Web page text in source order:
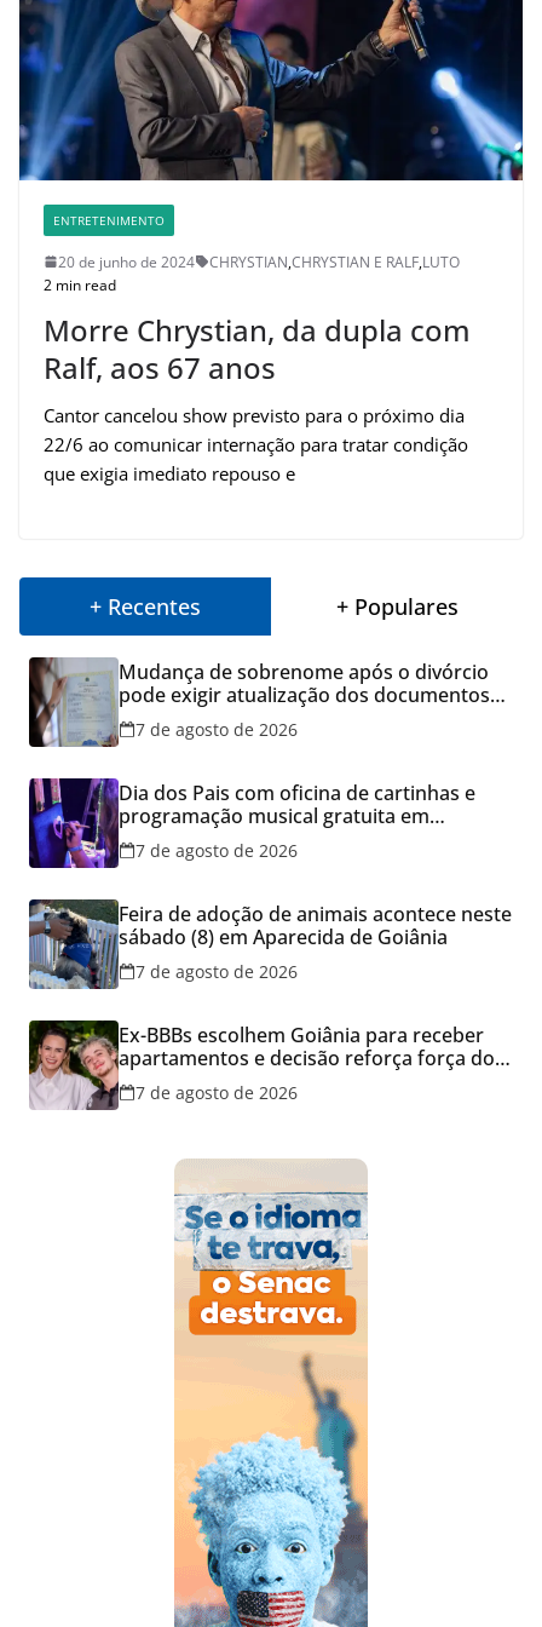
ENTRETENIMENTO
20 de junho de 2024 CHRYSTIAN,CHRYSTIAN E RALF,LUTO
2 min read
Morre Chrystian, da dupla com
Ralf, aos 67 anos
Cantor cancelou show previsto para o próximo dia
22/6 ao comunicar internação para tratar condição
que exigia imediato repouso e
+ Recentes + Populares
Mudança de sobrenome após o divórcio
pode exigir atualização dos documentos
dos filhos para evitar transtornos
7 de agosto de 2026
Dia dos Pais com oficina de cartinhas e
programação musical gratuita em
Aparecida de Goiânia
7 de agosto de 2026
Feira de adoção de animais acontece neste
sábado (8) em Aparecida de Goiânia
7 de agosto de 2026
Ex-BBBs escolhem Goiânia para receber
apartamentos e decisão reforça força do
mercado imobiliário da capital
7 de agosto de 2026